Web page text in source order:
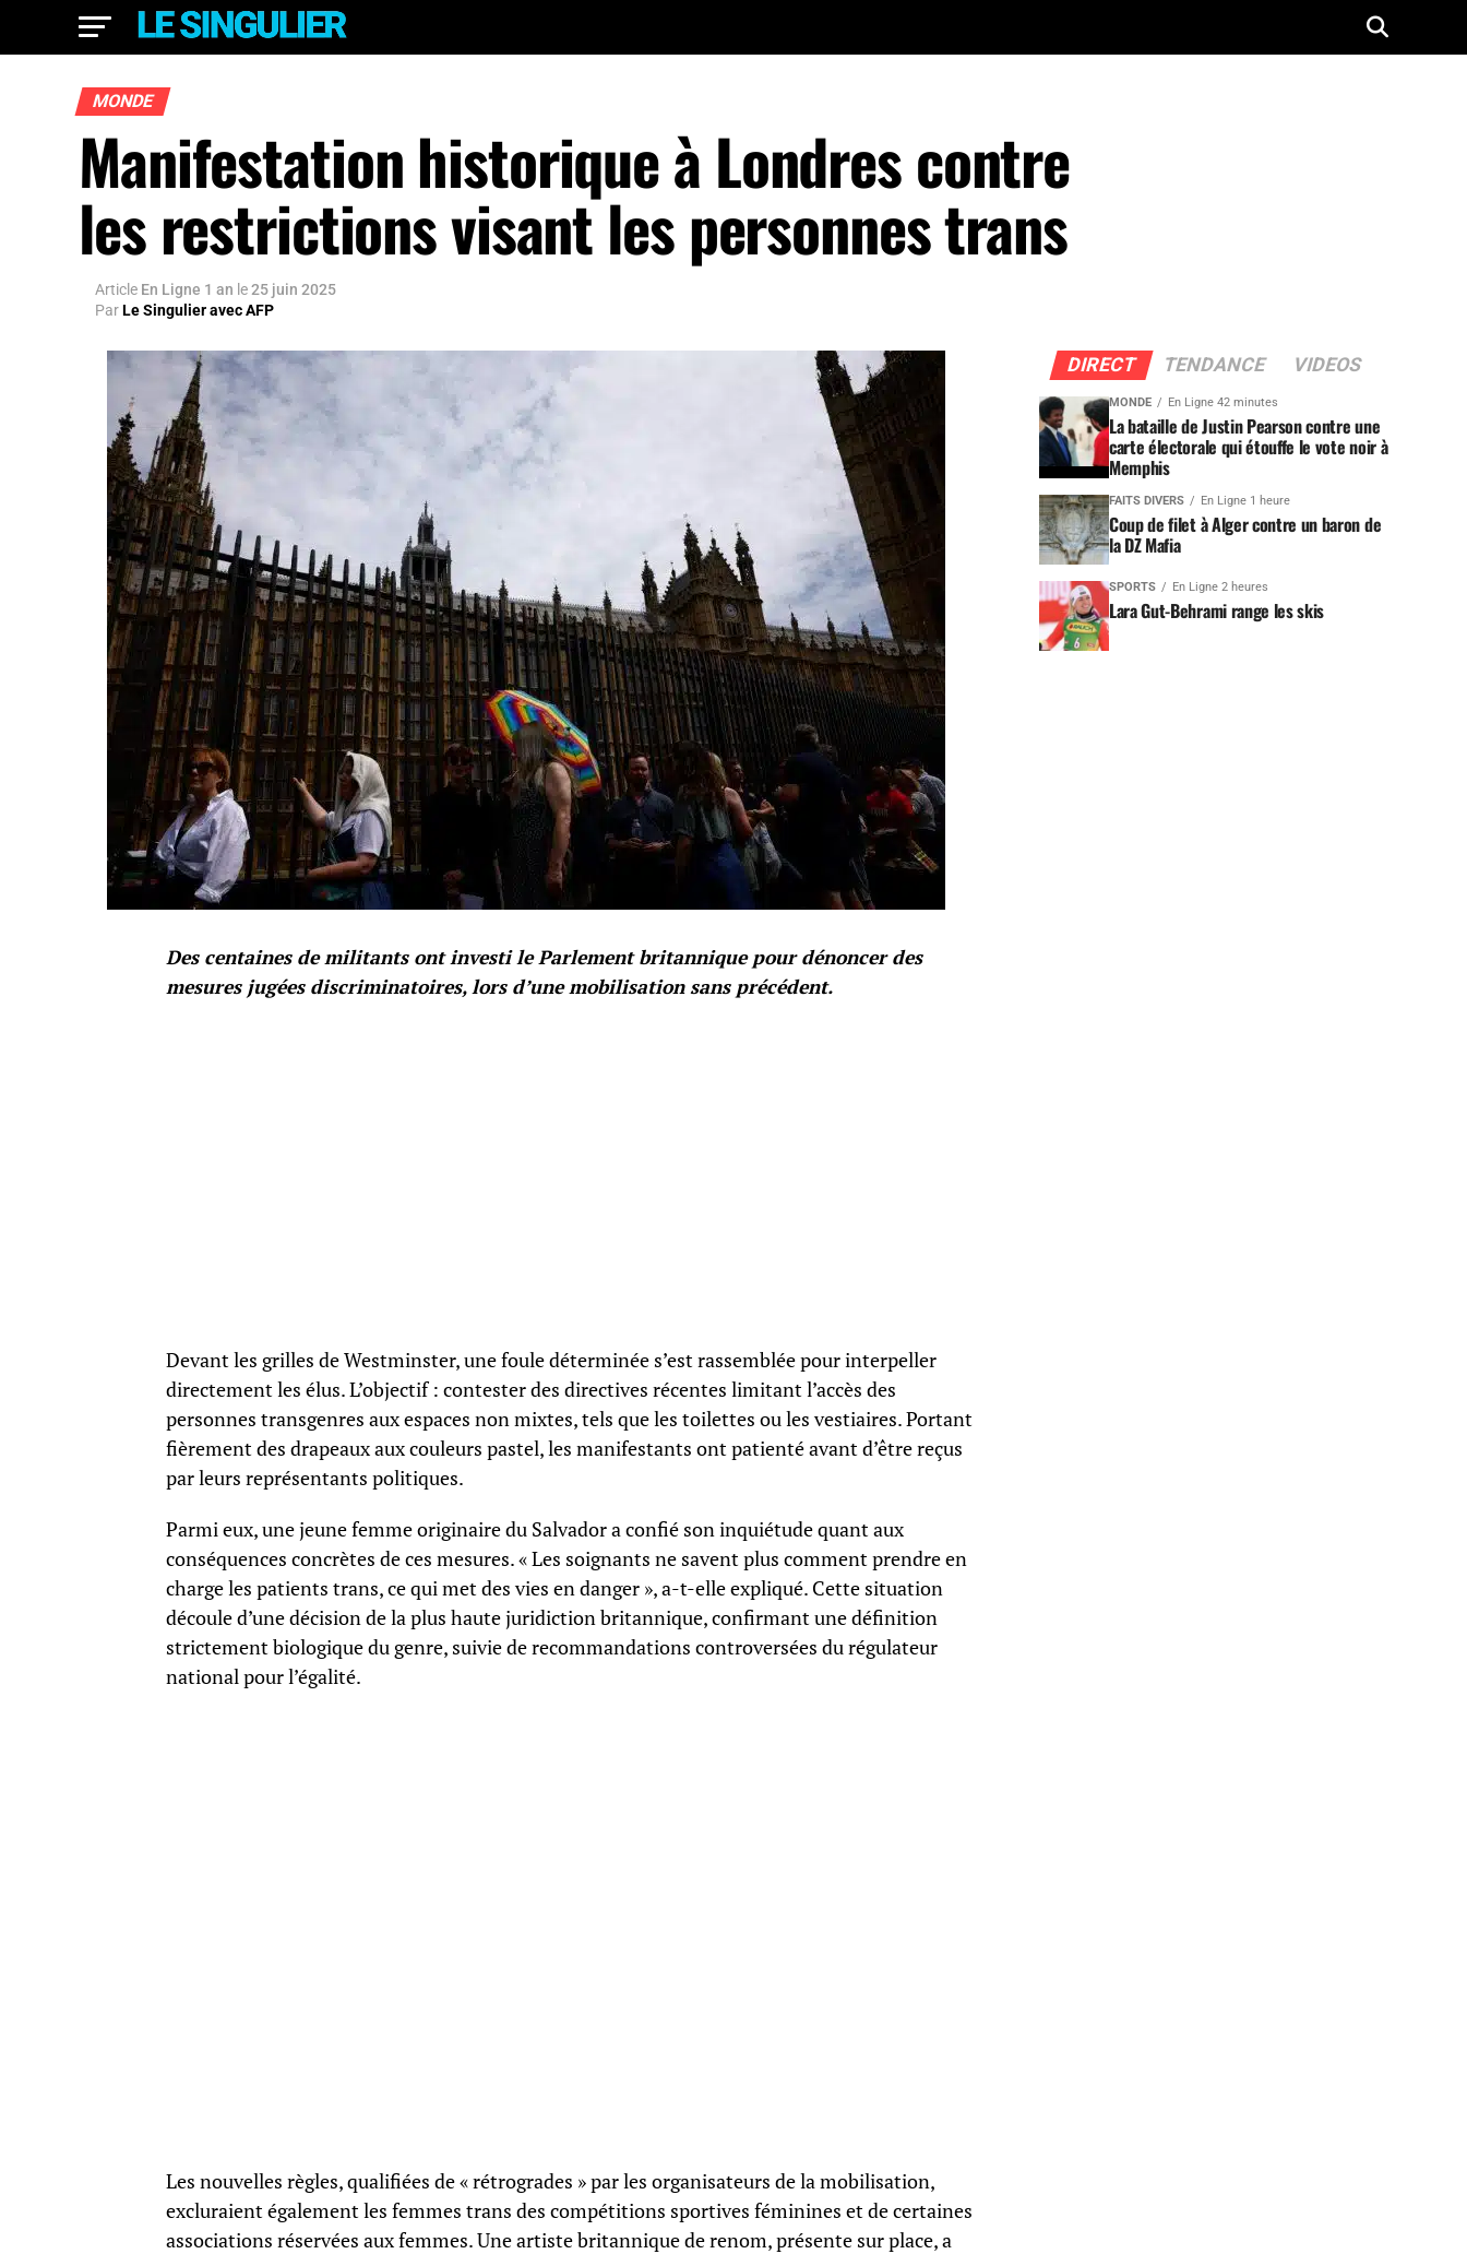
MONDE
Manifestation historique à Londres contre
les restrictions visant les personnes trans
Article En Ligne 1 an le25 juin 2025
ParLe Singulier avec AFP
Des centaines de militants ont investi le Parlement britannique pour dénoncer des
mesures jugées discriminatoires, lors d’une mobilisation sans précédent.
Devant les grilles de Westminster, une foule déterminée s’est rassemblée pour interpeller
directement les élus. L’objectif : contester des directives récentes limitant l’accès des
personnes transgenres aux espaces non mixtes, tels que les toilettes ou les vestiaires. Portant
fièrement des drapeaux aux couleurs pastel, les manifestants ont patienté avant d’être reçus
par leurs représentants politiques.
Parmi eux, une jeune femme originaire du Salvador a confié son inquiétude quant aux
conséquences concrètes de ces mesures. « Les soignants ne savent plus comment prendre en
charge les patients trans, ce qui met des vies en danger », a-t-elle expliqué. Cette situation
découle d’une décision de la plus haute juridiction britannique, confirmant une définition
strictement biologique du genre, suivie de recommandations controversées du régulateur
national pour l’égalité.
Les nouvelles règles, qualifiées de « rétrogrades » par les organisateurs de la mobilisation,
excluraient également les femmes trans des compétitions sportives féminines et de certaines
associations réservées aux femmes. Une artiste britannique de renom, présente sur place, a
DIRECT TENDANCE VIDEOS
MONDE En Ligne 42 minutes
La bataille de Justin Pearson contre une
carte électorale qui étouffe le vote noir à
Memphis
FAITS DIVERS En Ligne 1 heure
Coup de filet à Alger contre un baron de
la DZ Mafia
SPORTS En Ligne 2 heures
Lara Gut-Behrami range les skis